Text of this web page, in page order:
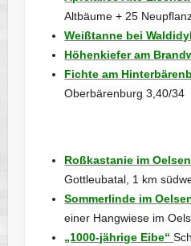
Altbäume + 25
Weißtanne bei
Höhenkiefer am
Fichte am
Oberbärenburg 3,40/34
Roßkastanie im
Gottleubatal, 1 km
Sommerlinde im
einer Hangwiese im
„1000-jährige Eibe“